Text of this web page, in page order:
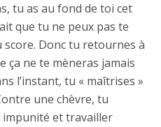
tu as au fond de toi cet
que tu ne peux pas te
Donc tu retournes à
ça ne te mèneras jamais
l’instant, tu « maîtrises »
une chèvre, tu
et travailler